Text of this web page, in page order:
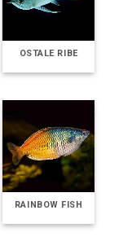
OSTALE RIBE
RAINBOW FISH